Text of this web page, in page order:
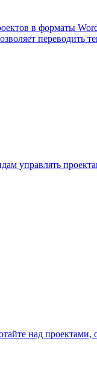
в форматы
переводить
управлять
над проектами,